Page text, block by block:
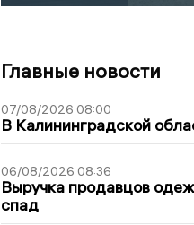
Главные новости
07/08/2026 08:00
В Калининградской
06/08/2026 08:36
Выручка продавцов
спад